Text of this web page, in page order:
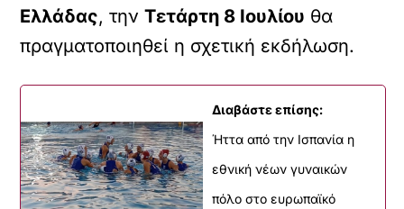
Ελλάδας, τηνΤετάρτη 8 Ιουλίου θα
πραγματοποιηθεί η σχετική εκδήλωση.
Διαβάστε επίσης:
Ήττα από την Ισπανία η
εθνική νέων γυναικών
πόλο στο ευρωπαϊκό